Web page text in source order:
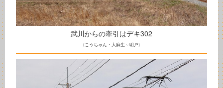
武川からの牽引はデキ302
(こうちゃん・大麻生～明戸)